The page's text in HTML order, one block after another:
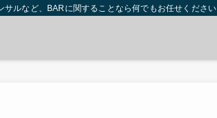
サルなど、BARに関することなら何でもお任せください